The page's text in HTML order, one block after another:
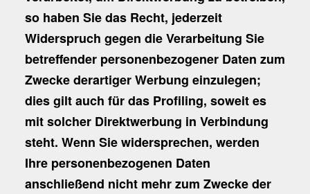
so haben Sie das Recht, jederzeit
Widerspruch gegen die Verarbeitung Sie
betreffender personenbezogener Daten zum
Zwecke derartiger Werbung einzulegen;
dies gilt auch für das Profiling, soweit es
mit solcher Direktwerbung in Verbindung
steht. Wenn Sie widersprechen, werden
Ihre personenbezogenen Daten
anschließend nicht mehr zum Zwecke der